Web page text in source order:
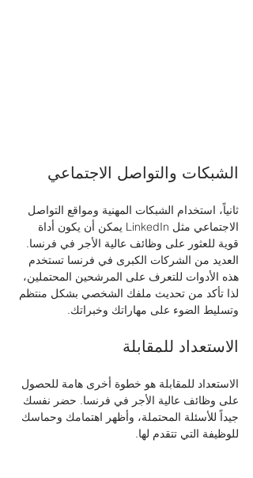
الشبكات والتواصل الاجتماعي
ثانياً، استخدام الشبكات المهنية ومواقع التواصل
الاجتماعي مثل LinkedIn يمكن أن يكون أداة
قوية للعثور على وظائف عالية الأجر في فرنسا.
العديد من الشركات الكبرى في فرنسا تستخدم
هذه الأدوات للتعرف على المرشحين المحتملين،
لذا تأكد من تحديث ملفك الشخصي بشكل منتظم
وتسليط الضوء على مهاراتك وخبراتك.
الاستعداد للمقابلة
الاستعداد للمقابلة هو خطوة أخرى هامة للحصول
على وظائف عالية الأجر في فرنسا. حضر نفسك
جيداً للأسئلة المحتملة، وأظهر اهتمامك وحماسك
للوظيفة التي تتقدم لها.